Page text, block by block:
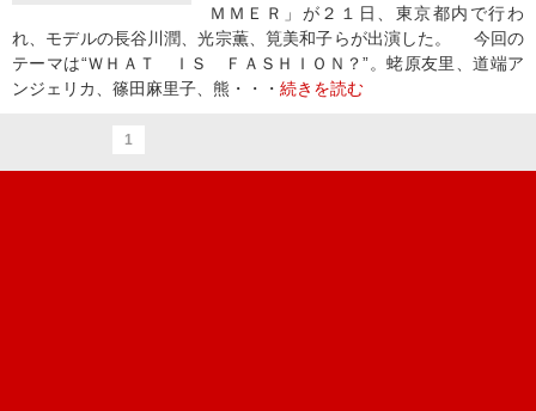
ＭＭＥＲ」が２１日、東京都内で行わ
れ、モデルの長谷川潤、光宗薫、筧美和子らが出演した。 今回の
テーマは“ＷＨＡＴ ＩＳ ＦＡＳＨＩＯＮ？”。蛯原友里、道端ア
ンジェリカ、篠田麻里子、熊・・・ 続きを読む
1